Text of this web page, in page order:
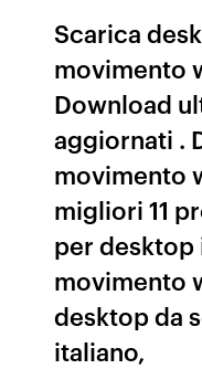
Scarica
movimento
Download
aggiornati .
movimento
migliori 11
per desktop
movimento
desktop da
italiano,